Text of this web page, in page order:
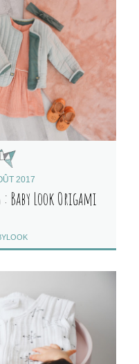
2017
Baby Look Origami